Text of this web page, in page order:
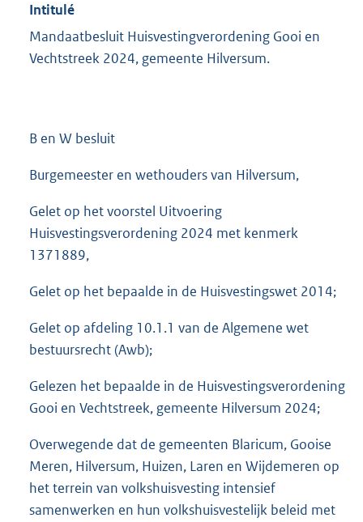
Intitulé
Mandaatbesluit Huisvestingverordening Gooi en
Vechtstreek 2024, gemeente Hilversum.
B en W besluit
Burgemeester en wethouders van Hilversum,
Gelet op het voorstel Uitvoering
Huisvestingsverordening 2024 met kenmerk
1371889,
Gelet op het bepaalde in de Huisvestingswet 2014;
Gelet op afdeling 10.1.1 van de Algemene wet
bestuursrecht (Awb);
Gelezen het bepaalde in de Huisvestingsverordening
Gooi en Vechtstreek, gemeente Hilversum 2024;
Overwegende dat de gemeenten Blaricum, Gooise
Meren, Hilversum, Huizen, Laren en Wijdemeren op
het terrein van volkshuisvesting intensief
samenwerken en hun volkshuisvestelijk beleid met